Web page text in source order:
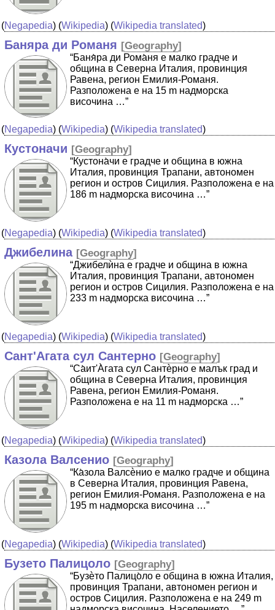
(Negapedia) (Wikipedia) (Wikipedia translated)
Баняра ди Романя [Geography]
“Баня̀ра ди Рома̀ня е малко градче и
община в Северна Италия, провинция
Равена, регион Емилия-Романя.
Разположена е на 15 m надморска
височина …”
(Negapedia) (Wikipedia) (Wikipedia translated)
Кустоначи [Geography]
“Кустона̀чи е градче и община в южна
Италия, провинция Трапани, автономен
регион и остров Сицилия. Разположена е на
186 m надморска височина …”
(Negapedia) (Wikipedia) (Wikipedia translated)
Джибелина [Geography]
“Джибелѝна е градче и община в южна
Италия, провинция Трапани, автономен
регион и остров Сицилия. Разположена е на
233 m надморска височина …”
(Negapedia) (Wikipedia) (Wikipedia translated)
Сант'Агата сул Сантерно [Geography]
“Cа̀ит'А̀гата сул Сантѐрно е малък град и
община в Северна Италия, провинция
Равена, регион Емилия-Романя.
Разположена е на 11 m надморска …”
(Negapedia) (Wikipedia) (Wikipedia translated)
Казола Валсенио [Geography]
“Ка̀зола Валсѐнио е малко градче и община
в Северна Италия, провинция Равена,
регион Емилия-Романя. Разположена е на
195 m надморска височина …”
(Negapedia) (Wikipedia) (Wikipedia translated)
Бузето Палицоло [Geography]
“Бузѐто Палицо̀ло е община в южна Италия,
провинция Трапани, автономен регион и
остров Сицилия. Разположена е на 249 m